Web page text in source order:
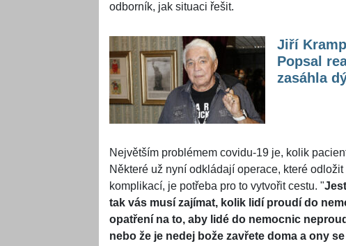
odborník, jak situaci řešit.
Jiří
Popsal
zasáhla
Největším problémem covidu-19 je, kolik
Některé už nyní odkládají operace, které
komplikací, je potřeba pro to vytvořit cestu. "
tak vás musí zajímat, kolik lidí proudí do
opatření na to, aby lidé do nemocnic
nebo že je nedej bože zavřete doma a ony